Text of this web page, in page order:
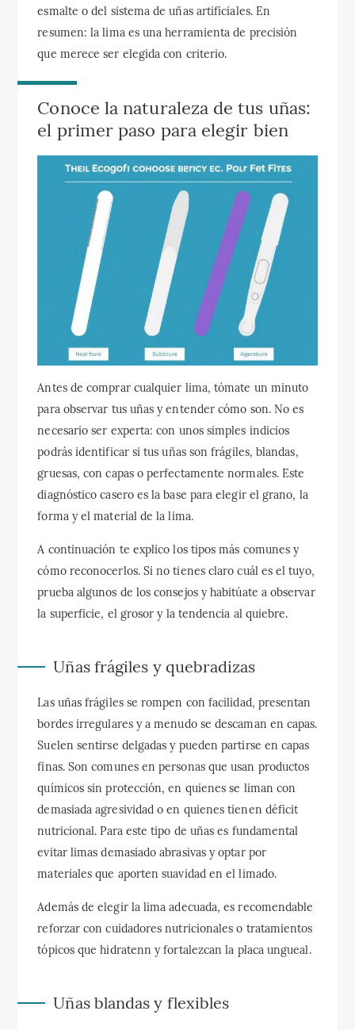
esmalte o del sistema de uñas artificiales. En
resumen: la lima es una herramienta de precisión
que merece ser elegida con criterio.
Conoce la naturaleza de tus uñas:
el primer paso para elegir bien
Antes de comprar cualquier lima, tómate un minuto
para observar tus uñas y entender cómo son. No es
necesario ser experta: con unos simples indicios
podrás identificar si tus uñas son frágiles, blandas,
gruesas, con capas o perfectamente normales. Este
diagnóstico casero es la base para elegir el grano, la
forma y el material de la lima.
A continuación te explico los tipos más comunes y
cómo reconocerlos. Si no tienes claro cuál es el tuyo,
prueba algunos de los consejos y habitúate a observar
la superficie, el grosor y la tendencia al quiebre.
Uñas frágiles y quebradizas
Las uñas frágiles se rompen con facilidad, presentan
bordes irregulares y a menudo se descaman en capas.
Suelen sentirse delgadas y pueden partirse en capas
finas. Son comunes en personas que usan productos
químicos sin protección, en quienes se liman con
demasiada agresividad o en quienes tienen déficit
nutricional. Para este tipo de uñas es fundamental
evitar limas demasiado abrasivas y optar por
materiales que aporten suavidad en el limado.
Además de elegir la lima adecuada, es recomendable
reforzar con cuidadores nutricionales o tratamientos
tópicos que hidratenn y fortalezcan la placa ungueal.
Uñas blandas y flexibles